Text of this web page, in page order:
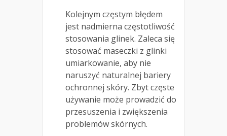
Kolejnym częstym błędem
jest nadmierna częstotliwość
stosowania glinek. Zaleca się
stosować maseczki z glinki
umiarkowanie, aby nie
naruszyć naturalnej bariery
ochronnej skóry. Zbyt częste
używanie może prowadzić do
przesuszenia i zwiększenia
problemów skórnych.